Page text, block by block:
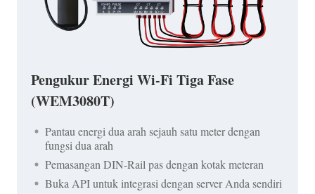
Pengukur Energi Wi-Fi Tiga Fase
(WEM3080T)
Pantau energi dua arah sejauh satu meter dengan
fungsi dua arah
Pemasangan DIN-Rail pas dengan kotak meteran
Buka API untuk integrasi dengan server Anda sendiri